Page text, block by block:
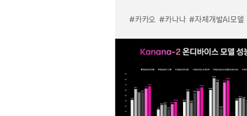
#카카오 #카나나 #자체개발AI모델